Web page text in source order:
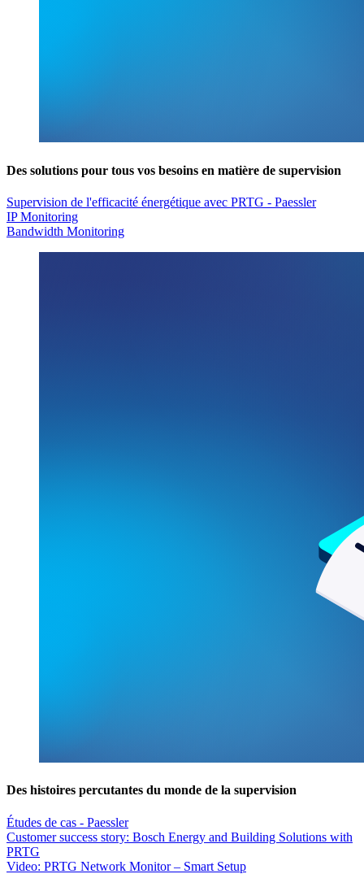
Des solutions pour tous vos besoins en matière de supervision
Supervision de l'efficacité énergétique avec PRTG - Paessler
IP Monitoring
Bandwidth Monitoring
Des histoires percutantes du monde de la supervision
Études de cas - Paessler
Customer success story: Bosch Energy and Building Solutions with
PRTG
Video: PRTG Network Monitor – Smart Setup